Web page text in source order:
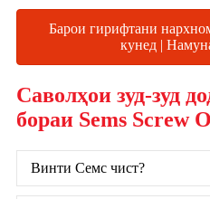
Барои гирифтани
кунед |
Саволҳои зуд-зуд
бораи Sems Screw
Винти Семс чист?